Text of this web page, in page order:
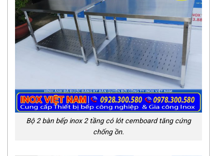
Bộ 2 bàn bếp inox 2 tầng có lót cemboard tăng cứng
chống ồn.